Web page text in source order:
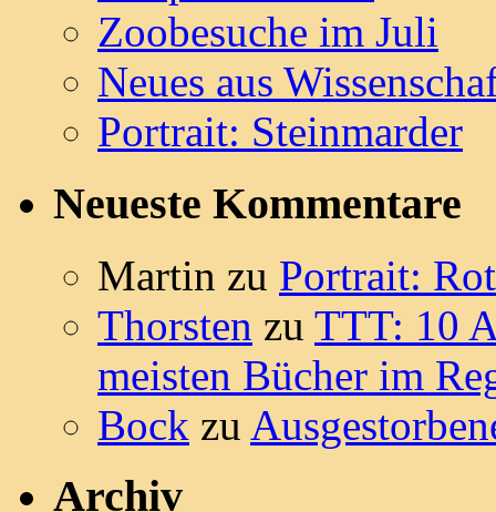
Zoobesuche im Juli
Neues aus
Portrait: Steinmarder
Neueste Kommentare
Martin zu Portrait:
Thorsten zu TTT: 10
meisten Bücher im
Bock zu
Archiv